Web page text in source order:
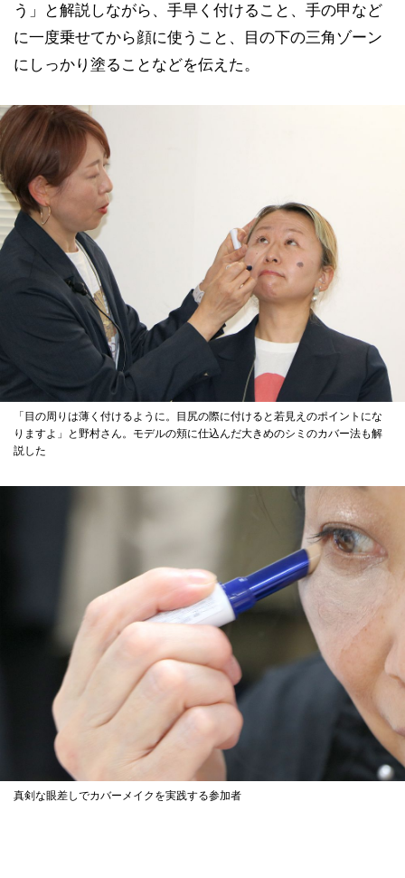
う」と解説しながら、手早く付けること、手の甲など
に一度乗せてから顔に使うこと、目の下の三角ゾーン
にしっかり塗ることなどを伝えた。
「目の周りは薄く付けるように。目尻の際に付けると若見えのポイントにな
りますよ」と野村さん。モデルの頬に仕込んだ大きめのシミのカバー法も解
説した
真剣な眼差しでカバーメイクを実践する参加者